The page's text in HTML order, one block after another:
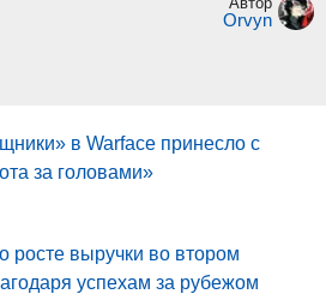
Orvyn
в Warface принесло с
за головами»
росте выручки во втором
успехам за рубежом